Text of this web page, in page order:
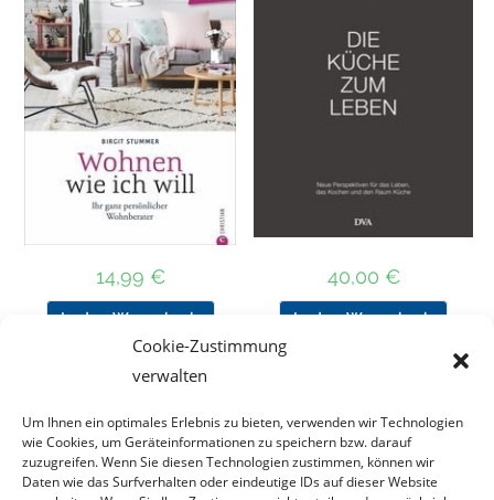
Cookie-Zustimmung
verwalten
Um Ihnen ein optimales Erlebnis zu bieten, verwenden wir Technologien
wie Cookies, um Geräteinformationen zu speichern bzw. darauf
zuzugreifen. Wenn Sie diesen Technologien zustimmen, können wir
Daten wie das Surfverhalten oder eindeutige IDs auf dieser Website
14,99 €
In den Warenkorb
40,00 €
In den Warenkorb
Nach Preis filtern
Kategorie